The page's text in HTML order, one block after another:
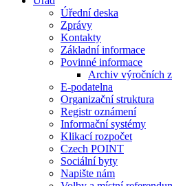
Úřední deska
Zprávy
Kontakty
Základní informace
Povinné informace
Archiv výročních
E-podatelna
Organizační struktura
Registr oznámení
Informační systémy
Klikací rozpočet
Czech POINT
Sociální byty
Napište nám